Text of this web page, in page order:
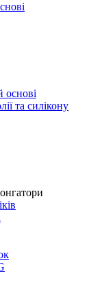
основі
та силікону